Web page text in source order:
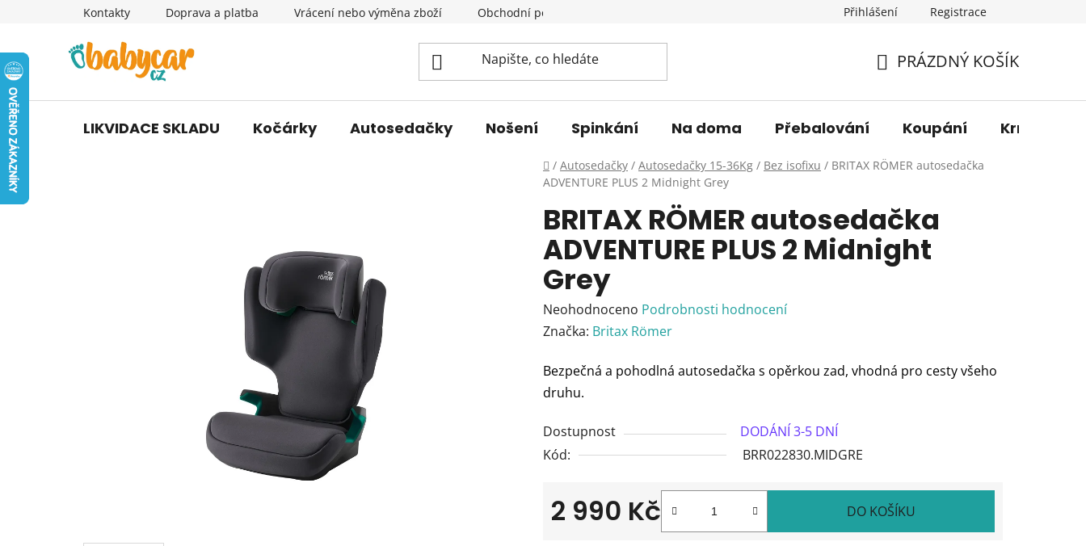
Kontakty Doprava a platba Vrácení nebo výměna zboží Obchodní podmínky Věrnostní sleva O nás
Přihlášení Registrace
KOŠÍK
PRÁZDNÝ KOŠÍK
LIKVIDACE SKLADU Kočárky Autosedačky Nošení Spinkání Na doma Přebalování Koupání Krmení
Domů
/ Autosedačky / Autosedačky 15-36Kg / Bez isofixu / BRITAX RÖMER autosedačka
ADVENTURE PLUS 2 Midnight Grey
BRITAX RÖMER autosedačka
ADVENTURE PLUS 2 Midnight
Grey
Průměrné
hodnocení
je
0,0
5
hvězdiček.
Neohodnoceno Podrobnosti hodnocení
Značka: Britax Römer
Bezpečná a pohodlná autosedačka s opěrkou zad, vhodná pro cesty všeho
druhu.
Dostupnost
DODÁNÍ 3-5 DNÍ
Kód:
BRR022830.MIDGRE
2 990 Kč DO KOŠÍKU